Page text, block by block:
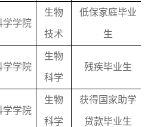
学学院
生物
技术
低保家庭毕业
生
学学院
生物
科学
残疾毕业生
学学院
生物
科学
获得国家助学
贷款毕业生